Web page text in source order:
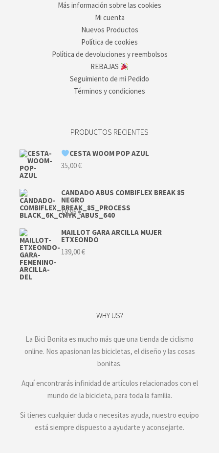
Más información sobre las cookies
Mi cuenta
Nuevos Productos
Política de cookies
Política de devoluciones y reembolsos
REBAJAS
Seguimiento de mi Pedido
Términos y condiciones
PRODUCTOS RECIENTES
CESTA WOOM POP AZUL
35,00€
CANDADO ABUS COMBIFLEX BREAK 85
NEGRO
19,95€
MAILLOT GARA ARCILLA MUJER
ETXEONDO
139,00€
WHY US?
La Bici Bonita es mucho más que una tienda de ciclismo
online. Nos apasionan las bicicletas, el diseño y las cosas
bonitas.
Aquí encontrarás infinidad de artículos relacionados con el
mundo de la bicicleta, para toda la familia.
Si tienes cualquier duda o necesitas ayuda, nuestro equipo
está siempre dispuesto a ayudarte y aconsejarte.